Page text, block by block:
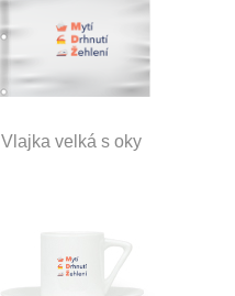
Vlajka velká s oky